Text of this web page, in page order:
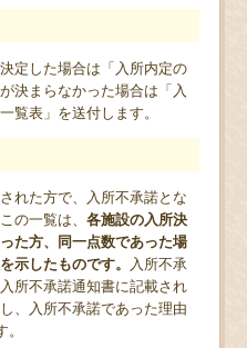
定した場合は「入所内定の
決まらなかった場合は「入
覧表」を送付します。
れた方で、入所不承諾とな
の一覧は、 各施設の入所決
た方、同一点数であった場
示したものです。
入所不承
所不承諾通知書に記載され
、入所不承諾であった理由